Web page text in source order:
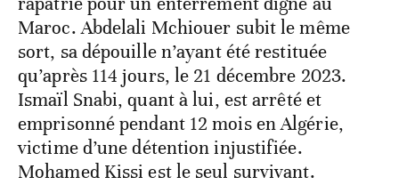
Maroc. Abdelali Mchiouer subit le même
sort, sa dépouille n’ayant été restituée
qu’après 114 jours, le 21 décembre 2023.
Ismaïl Snabi, quant à lui, est arrêté et
emprisonné pendant 12 mois en Algérie,
victime d’une détention injustifiée.
Mohamed Kissi est le seul survivant.